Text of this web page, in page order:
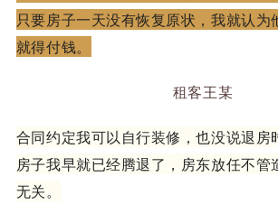
只要房子一天没有恢复原状，我就认为
就得付钱。
租客王某
合同约定我可以自行装修，也没说退房
房子我早就已经腾退了，房东放任不管
无关。